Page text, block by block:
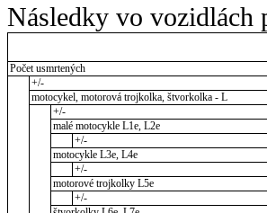
Následky vo vozidlách
Počet usmrtených
+/-
motocykel, motorová trojkolka, štvorkolka - L
+/-
malé motocykle L1e, L2e
+/-
motocykle L3e, L4e
+/-
motorové trojkolky L5e
+/-